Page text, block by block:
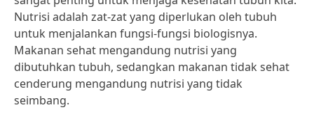
Nutrisi adalah zat-zat yang diperlukan oleh tubuh
untuk menjalankan fungsi-fungsi biologisnya.
Makanan sehat mengandung nutrisi yang
dibutuhkan tubuh, sedangkan makanan tidak sehat
cenderung mengandung nutrisi yang tidak
seimbang.